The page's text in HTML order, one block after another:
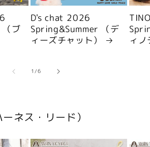
ブ
D's chat 2026
Spring&Summer （デ
ィーズチャット）
ィ
1/の
6
ネス・リード）